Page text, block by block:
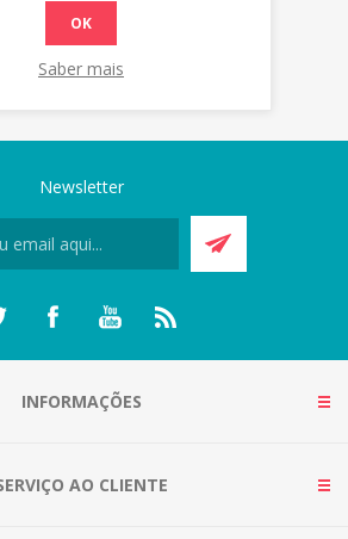
Newsletter
INFORMAÇÕES
AO CLIENTE
OK
Saber mais